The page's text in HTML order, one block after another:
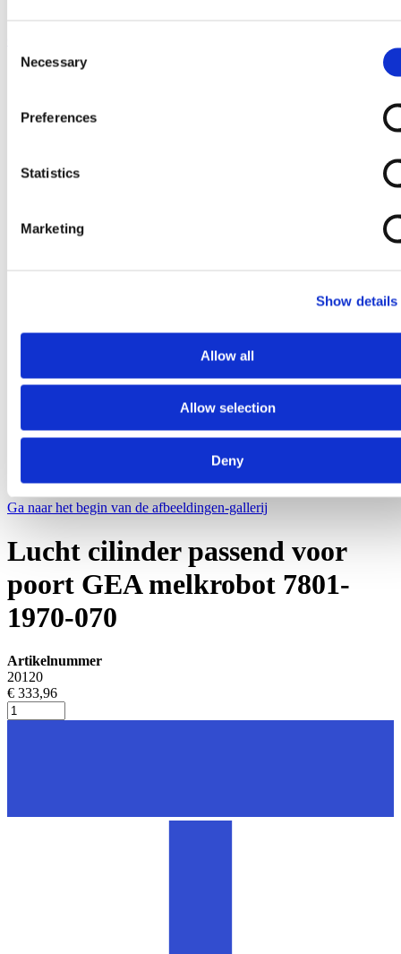
Selection
Necessary
Preferences
Statistics
Marketing
Show details
Allow all
Allow selection
Deny
Ga naar het begin van de afbeeldingen-gallerij
Lucht cilinder passend voor
poort GEA melkrobot 7801-
1970-070
Artikelnummer
20120
€ 333,96